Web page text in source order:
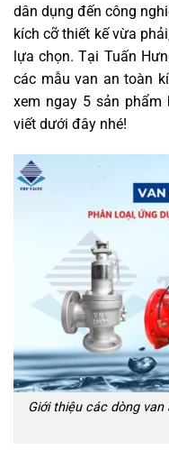
dân dụng đến công
kích cỡ thiết kế vừa
lựa chọn. Tại Tuấn
các mẫu van an toàn
xem ngay 5 sản
viết dưới đây nhé!
Giới thiệu các dòng